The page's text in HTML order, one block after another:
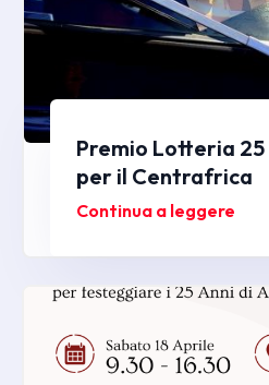
Premio Lotteria 25
per il Centrafrica
Continua a leggere